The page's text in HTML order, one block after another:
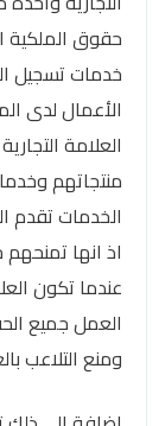
حقوق الملكية
خدمات تسجيل
الأعمال لدى
العلامة
منتجاتهم
الخدمات تقدم
اذ انها
عندما تكون
العمل جميع
ومنع التلاعب